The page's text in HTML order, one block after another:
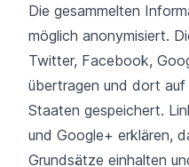
Die gesammelten
möglich anonymisiert.
Twitter, Facebook,
übertragen und dort auf
Staaten gespeichert.
und Google+ erklären,
Grundsätze einhalten